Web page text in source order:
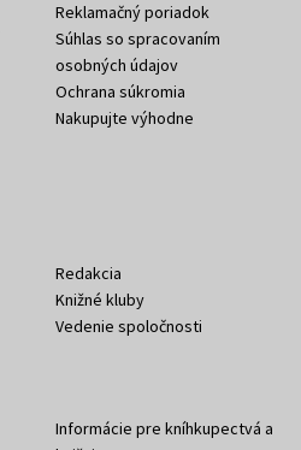
Reklamačný poriadok
Súhlas so spracovaním
osobných údajov
Ochrana súkromia
Nakupujte výhodne
Redakcia
Knižné kluby
Vedenie spoločnosti
Informácie pre kníhkupectvá a